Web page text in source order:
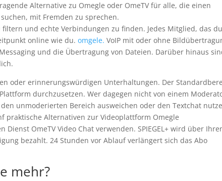
Alternative zu Omegle oder OmeTV für alle, die einen
mit Fremden zu sprechen.
und echte Verbindungen zu finden. Jedes Mitglied, das
online wie du.omgele. VoIP mit oder ohne
und die Übertragung von Dateien. Darüber hinaus
oder erinnerungswürdigen Unterhaltungen. Der
durchzusetzen. Wer dagegen nicht von einem
unmoderierten Bereich ausweichen oder den Textchat
praktische Alternativen zur Videoplattform Omegle
OmeTV Video Chat verwenden. SPIEGEL+ wird über
bezahlt. 24 Stunden vor Ablauf verlängert sich das Abo
mehr?